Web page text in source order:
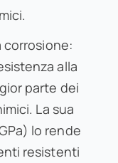
corrosione:
alla
parte dei
La sua
lo rende
resistenti